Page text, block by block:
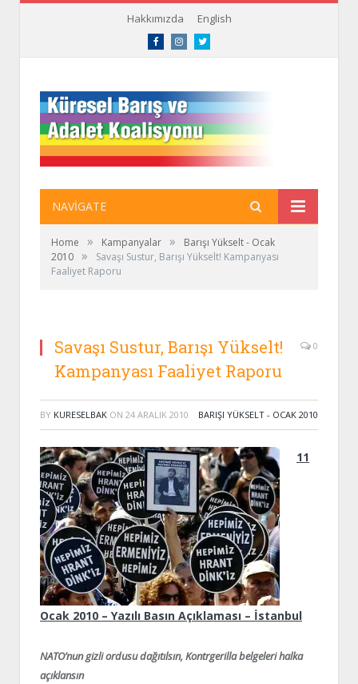
Hakkımızda English
FacebookInstagramTwitter
NAVIGATE
Home » Kampanyalar »
Barışı Yükselt - Ocak
2010 »
Savaşı Sustur, Barışı Yükselt! Kampanyası
Faaliyet Raporu
Savaşı Sustur, Barışı Yükselt!
Kampanyası Faaliyet Raporu
0
BY KURESELBAK ON 24 ARALIK 2010 BARIŞI YÜKSELT - OCAK 2010
11
Ocak 2010 – Yazılı Basın Açıklaması – İstanbul
NATO’nun gizli ordusu dağıtılsın, Kontrgerilla belgeleri halka
açıklansın